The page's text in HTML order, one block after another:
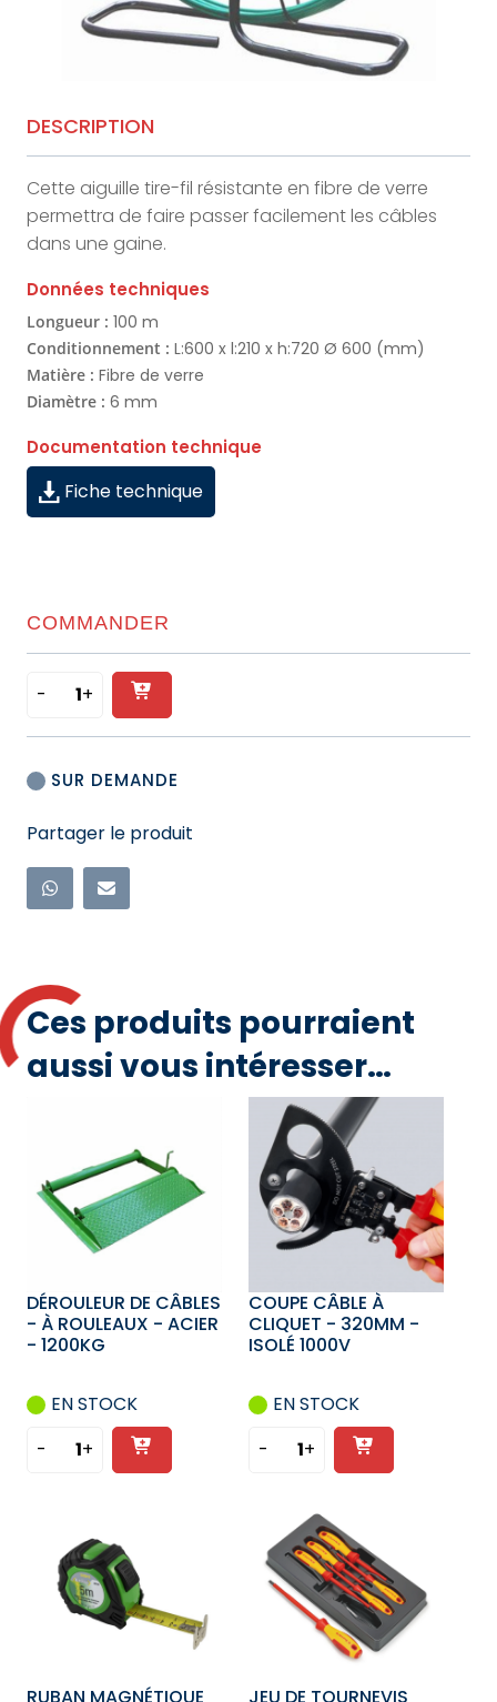
DESCRIPTION
Cette aiguille tire-fil résistante en fibre de verre
permettra de faire passer facilement les câbles
dans une gaine.
Données techniques
Longueur : 100 m
Conditionnement : L:600 x l:210 x h:720 Ø 600 (mm)
Matière : Fibre de verre
Diamètre : 6 mm
Documentation technique
Fiche technique
COMMANDER
- quantité
de
TIRE-
-
SUR
DÉVIDOIR
VERRE
-
-
+
Ajouter
au
panier
SUR DEMANDE
Partager le produit
Ces produits pourraient
aussi vous intéresser…
DÉROULEUR DE CÂBLES
- À ROULEAUX - ACIER
- 1200KG
EN STOCK
- quantité
CÂBLES
+
Ajouter
au
COUPE CÂBLE À
CLIQUET - 320MM -
ISOLÉ 1000V
EN STOCK
- quantité
COUPE
CÂBLE
À
CLIQUET
320MM
+
Ajouter
au